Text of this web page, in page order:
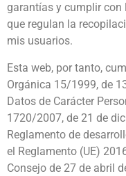
garantías y cumplir con
que regulan la
mis usuarios.
Esta web, por tanto,
Orgánica 15/1999, de
Datos de Carácter
1720/2007, de 21 de
Reglamento de
el Reglamento (UE)
Consejo de 27 de abril